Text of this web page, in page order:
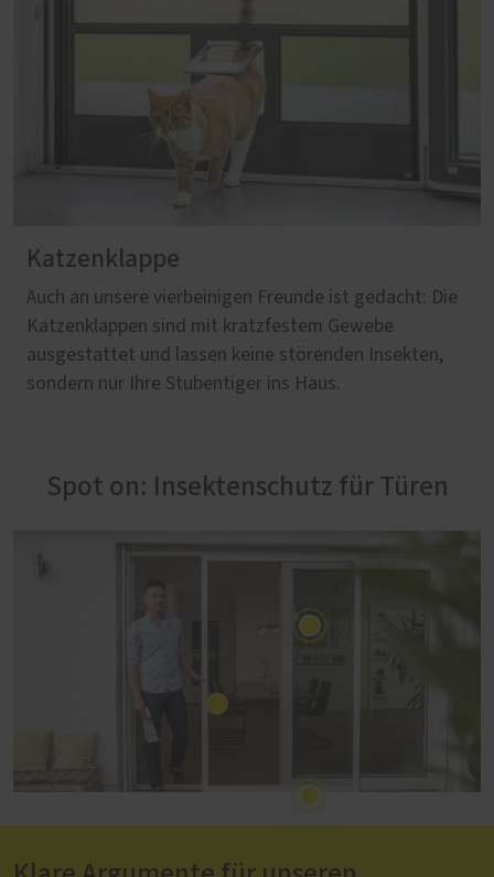
Katzenklappe
Auch an unsere vierbeinigen Freunde ist gedacht: Die
Katzenklappen sind mit kratzfestem Gewebe
ausgestattet und lassen keine störenden Insekten,
sondern nur Ihre Stubentiger ins Haus.
Spot on: Insektenschutz für Türen